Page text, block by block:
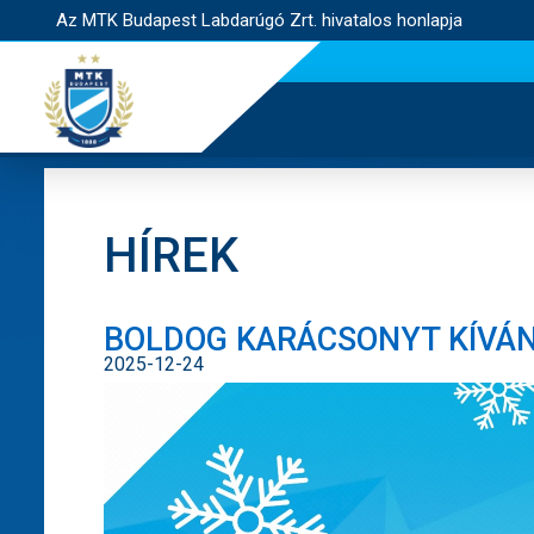
Az MTK Budapest Labdarúgó Zrt. hivatalos honlapja
HÍREK
BOLDOG KARÁCSONYT
2025-12-24